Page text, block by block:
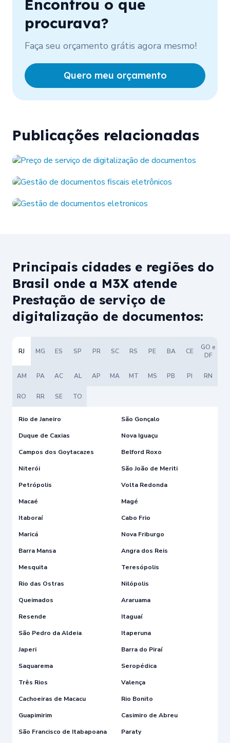
Encontrou o que
procurava?
Faça seu orçamento grátis agora mesmo!
Quero meu orçamento
Publicações relacionadas
Principais cidades e regiões do
Brasil onde a M3X atende
Prestação de serviço de
digitalização de documentos:
RJ MG ES SP PR SC RS PE BA CE
GO e
DF
AM PA AC AL AP MA MT MS PB PI RN
RO RR SE TO
Rio de Janeiro
São Gonçalo
Duque de Caxias
Nova Iguaçu
Campos dos Goytacazes
Belford Roxo
Niterói
São João de Meriti
Petrópolis
Volta Redonda
Macaé
Magé
Itaboraí
Cabo Frio
Maricá
Nova Friburgo
Barra Mansa
Angra dos Reis
Mesquita
Teresópolis
Rio das Ostras
Nilópolis
Queimados
Araruama
Resende
Itaguaí
São Pedro da Aldeia
Itaperuna
Japeri
Barra do Piraí
Saquarema
Seropédica
Três Rios
Valença
Cachoeiras de Macacu
Rio Bonito
Guapimirim
Casimiro de Abreu
São Francisco de Itabapoana
Paraty